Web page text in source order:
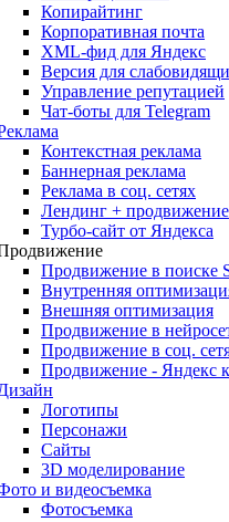
Копирайтинг
Корпоративная почта
XML-фид для Яндекс
Версия для
Управление репутацией
Чат-боты для Telegram
Контекстная реклама
Баннерная реклама
Реклама в соц. сетях
Лендинг + продвижение
Турбо-сайт от Яндекса
Продвижение в поиске
Внутренняя
Внешняя оптимизация
Продвижение в
Продвижение в соц.
Продвижение - Яндекс
Логотипы
Персонажи
Сайты
3D моделирование
и видеосъемка
Фотосъемка